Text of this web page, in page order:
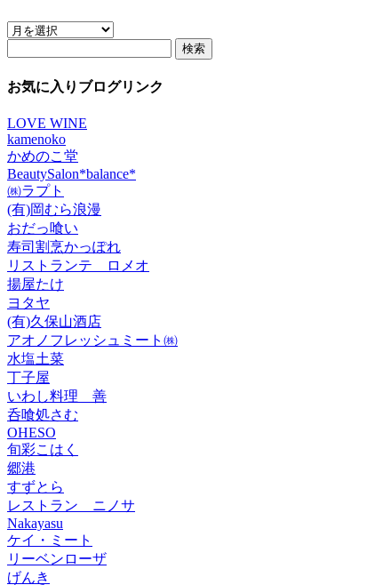
ア
イ
お気に入りブログリンク
LOVE WINE
kamenoko
かめのこ堂
BeautySalon*balance*
㈱ラプト
(有)岡むら浪漫
おだっ喰い
寿司割烹かっぽれ
リストランテ ロメオ
揚屋たけ
ヨタヤ
(有)久保山酒店
アオノフレッシュミート㈱
水塩土菜
丁子屋
いわし料理 善
呑喰処さむ
OHESO
旬彩こはく
郷港
すずとら
レストラン ニノサ
Nakayasu
ケイ・ミート
リーベンローザ
げんき